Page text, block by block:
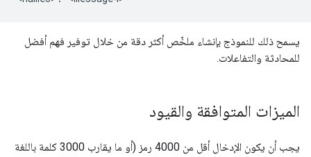
يسمح ذلك للنموذج بإنشاء ملخّص أكثر دقة من خلال توفير فهم أفضل
للمحادثة والتفاعلات.
الميزات المتوافقة والقيود
يجب أن يكون الإدخال أقل من 4000 رمز (أو ما يقارب 3000 كلمة باللغة